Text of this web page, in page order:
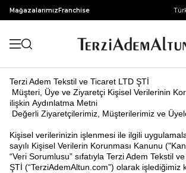
MağazalarımızFranchise
Terzi Adem Tekstil ve Ticaret LTD ŞTİ
Müşteri, Üye ve Ziyaretçi Kişisel Verilerinin
ilişkin Aydınlatma Metni
Değerli Ziyaretçilerimiz, Müşterilerimiz ve
Kişisel verilerinizin işlenmesi ile ilgili
sayılı Kişisel Verilerin Korunması Kanunu
“Veri Sorumlusu” sıfatıyla Terzi Adem Tekstil
ŞTİ (“TerziAdemAltun.com”) olarak işlediğimiz